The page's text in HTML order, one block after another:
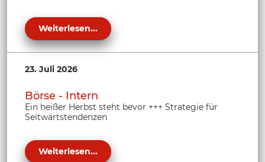
Weiterlesen...
23. Juli 2026
Börse - Intern
Ein heißer Herbst steht bevor +++ Strategie für
Seitwärtstendenzen
Weiterlesen...